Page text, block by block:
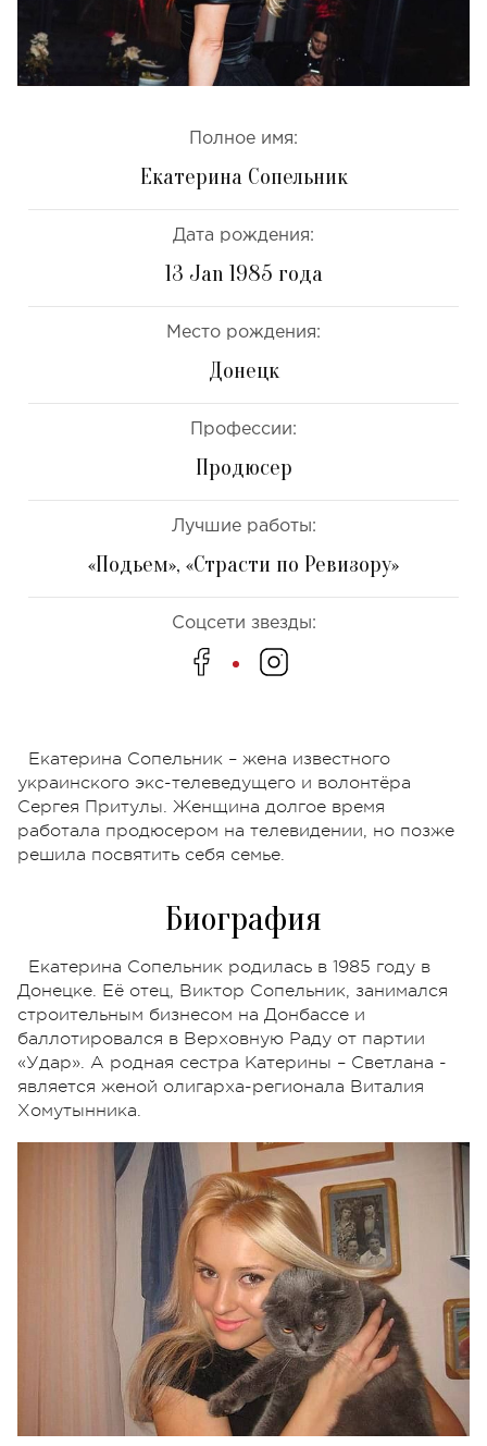
Полное имя:
Екатерина Сопельник
Дата рождения:
13 Jan 1985 года
Место рождения:
Донецк
Профессии:
Продюсер
Лучшие работы:
«Подьем», «Страсти по Ревизору»
Соцсети звезды:
Екатерина Сопельник – жена известного
украинского экс-телеведущего и волонтёра
Сергея Притулы. Женщина долгое время
работала продюсером на телевидении, но позже
решила посвятить себя семье.
Биография
Екатерина Сопельник родилась в 1985 году в
Донецке. Её отец, Виктор Сопельник, занимался
строительным бизнесом на Донбассе и
баллотировался в Верховную Раду от партии
«Удар». А родная сестра Катерины – Светлана -
является женой олигарха-регионала Виталия
Хомутынника.